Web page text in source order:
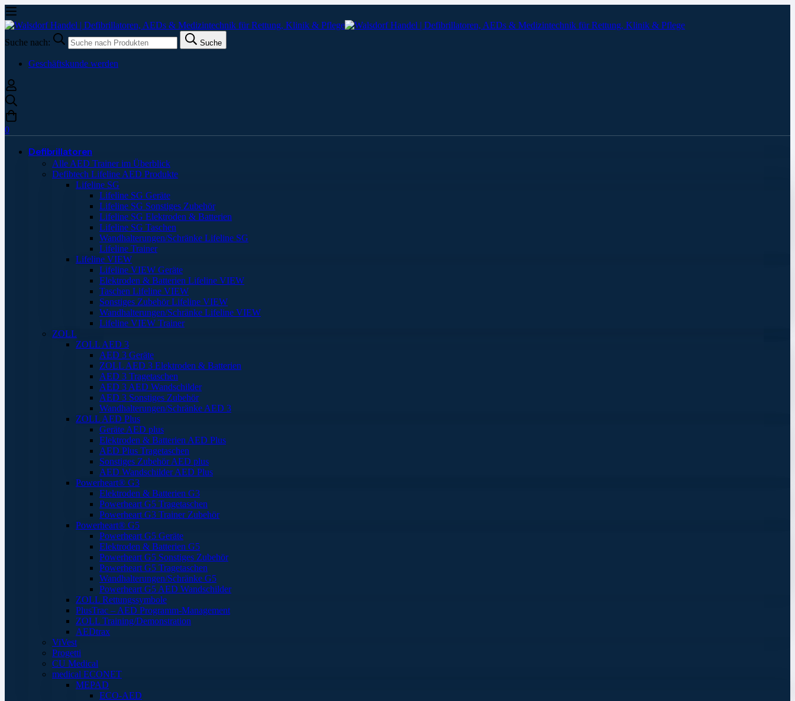
Suche nach: Suche
Geschäftskunde werden
0
Defibrillatoren
Alle AED Trainer im Überblick
Defibtech Lifeline AED Produkte
Lifeline SG
Lifeline SG Geräte
Lifeline SG Sonstiges Zubehör
Lifeline SG Elektroden & Batterien
Lifeline SG Taschen
Wandhalterungen/Schränke Lifeline SG
Lifeline Trainer
Lifeline VIEW
Lifeline VIEW Geräte
Elektroden & Batterien Lifeline VIEW
Taschen Lifeline VIEW
Sonstiges Zubehör Lifeline VIEW
Wandhalterungen/Schränke Lifeline VIEW
Lifeline VIEW Trainer
ZOLL
ZOLL AED 3
AED 3 Geräte
ZOLL AED 3 Elektroden & Batterien
AED 3 Tragetaschen
AED 3 AED Wandschilder
AED 3 Sonstiges Zubehör
Wandhalterungen/Schränke AED 3
ZOLL AED Plus
Geräte AED plus
Elektroden & Batterien AED Plus
AED Plus Tragetaschen
Sonstiges Zubehör AED plus
AED Wandschilder AED Plus
Powerheart® G3
Elektroden & Batterien G3
Powerheart G5 Tragetaschen
Powerheart G3 Trainer Zubehör
Powerheart® G5
Powerheart G5 Geräte
Elektroden & Batterien G5
Powerheart G5 Sonstiges Zubehör
Powerheart G5 Tragetaschen
Wandhalterungen/Schränke G5
Powerheart G5 AED Wandschilder
ZOLL Rettungssymbole
PlusTrac – AED Programm-Management
ZOLL Training/Demonstration
AEDtrax
ViVest
Progetti
CU Medical
medical ECONET
MEPAD
ECO-AED